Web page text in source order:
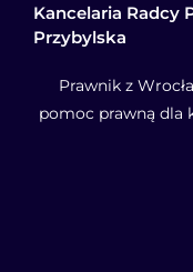
Kancelaria Radcy
Przybylska
Prawnik z
pomoc prawną dla